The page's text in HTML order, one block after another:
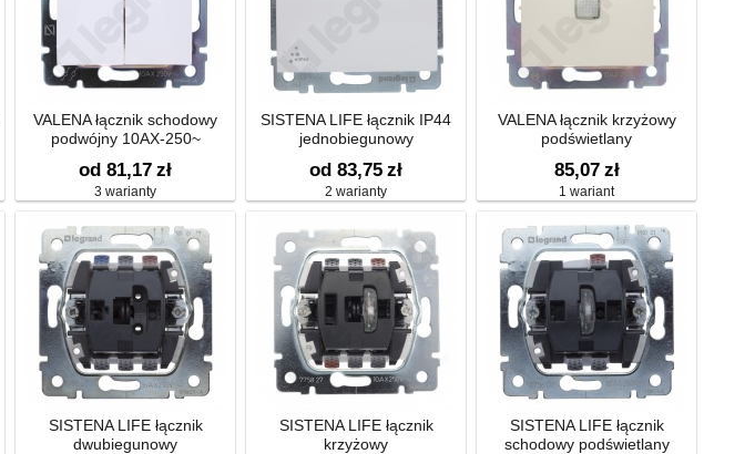
VALENA łącznik schodowy
podwójny 10AX-250~
od 81,17 zł
3 warianty
SISTENA LIFE łącznik IP44
jednobiegunowy
od 83,75 zł
2 warianty
VALENA łącznik krzyżowy
podświetlany
85,07 zł
1 wariant
SISTENA LIFE łącznik
dwubiegunowy
SISTENA LIFE łącznik
krzyżowy
SISTENA LIFE łącznik
schodowy podświetlany